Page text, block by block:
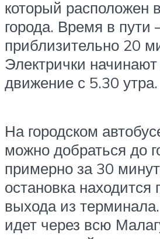
который расположен
города. Время в пути
приблизительно 20
Электрички
движение с 5.30 утра.
На городском
можно добраться до
примерно за 30
остановка находится
выхода из
идет через всю